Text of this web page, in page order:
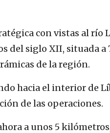
con vistas al río
del siglo XII, situada a
de la región.
hacia el interior de
de las operaciones.
a unos 5